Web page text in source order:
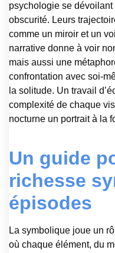
psychologie se
obscurité. Leurs
comme un miroir et un
narrative donne à voir
mais aussi une
confrontation avec soi-
la solitude. Un travail
complexité de chaque
nocturne un portrait à la
Un guide
richesse
épisodes
La symbolique joue un
où chaque élément, du